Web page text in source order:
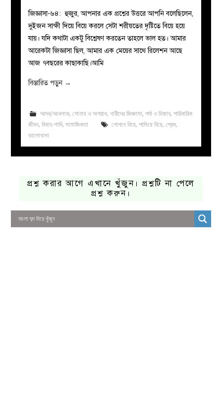
জিজ্ঞাসা-৬৪: হুজুর, আপনার এক প্রশ্নের উত্তরে আপনি বলেছিলেন,
দুইজন সাক্ষী দিয়ে বিয়ে করলে সেটা শরীয়তের দৃষ্টিতে বিয়ে হয়ে
যায়। যদি কথাটা একটু বিশ্লেষণ করতেন তাহলে ভাল হত। আমার
আরেকটা জিজ্ঞাসা ছিল, আমার এক মেয়ের সাথে রিলেশন আছে
আজ ৭বছরের কাছাকাছি।আমি
বিস্তারিত পড়ুন →
আদব/আখলাক, গোনাহ ও অপরাধ, নারীদের জিজ্ঞাসা, পর্দা ও হিজাব, পারিবারিক
জীবন,বিবাহ-শাদি,সামাজিকতা গোপনে বিয়ে, পালিয়ে বিয়ে, প্রেম,
ভালোবাসা
প্রশ্ন করার আগে এখানে খুঁজুন। প্রশ্নটি না পেলে
প্রশ্ন করুন।